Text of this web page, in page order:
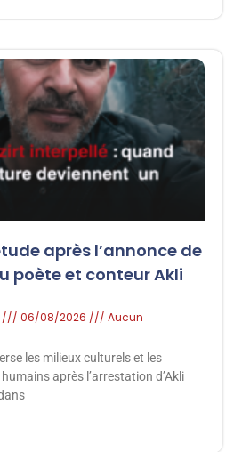
après l’annonce de
poète et conteur Akli
06/08/2026
Aucun
les milieux culturels et les
après l’arrestation d’Akli